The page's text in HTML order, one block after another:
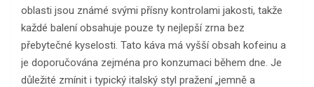
oblasti jsou známé svými přísny kontrolami jakosti, takže
každé balení obsahuje pouze ty nejlepší zrna bez
přebytečné kyselosti. Tato káva má vyšší obsah kofeinu a
je doporučována zejména pro konzumaci během dne. Je
důležité zmínit i typický italský styl pražení „jemně a